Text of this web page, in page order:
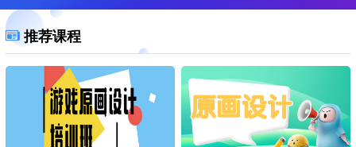
推荐课程